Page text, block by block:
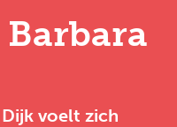
voelt zich